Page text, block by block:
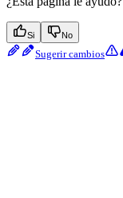
Si No
Sugerir cambios